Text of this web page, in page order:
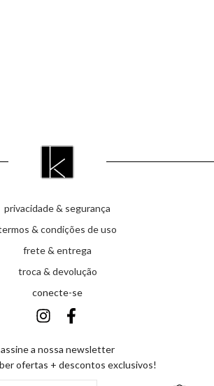
privacidade & segurança
& condições de uso
frete & entrega
troca & devolução
conecte-se
assine a nossa newsletter
ofertas + descontos exclusivos!